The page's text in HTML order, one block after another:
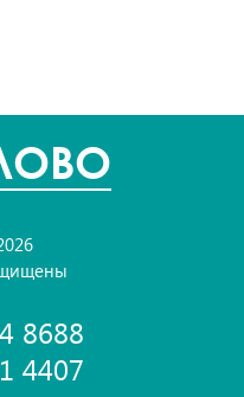
8688
4407